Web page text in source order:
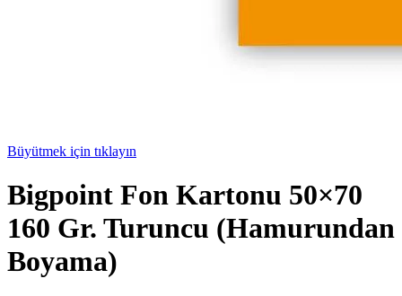
Büyütmek için tıklayın
Bigpoint Fon Kartonu 50×70
160 Gr. Turuncu (Hamurundan
Boyama)